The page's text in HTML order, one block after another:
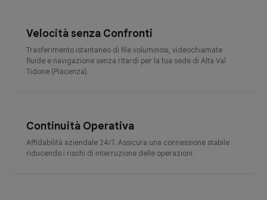
Velocità senza Confronti
Trasferimento istantaneo di file voluminosi, videochiamate
fluide e navigazione senza ritardi per la tua sede di Alta Val
Tidone (Piacenza).
Continuità Operativa
Affidabilità aziendale 24/7. Assicura una connessione stabile
riducendo i rischi di interruzione delle operazioni.